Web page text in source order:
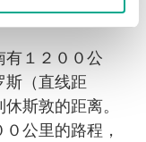
１２００公
斯（直线距
斯敦的距离。
公里的路程，